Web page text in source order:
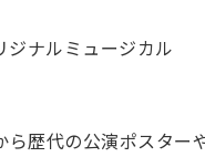
ナルミュージカル
歴代の公演ポスター